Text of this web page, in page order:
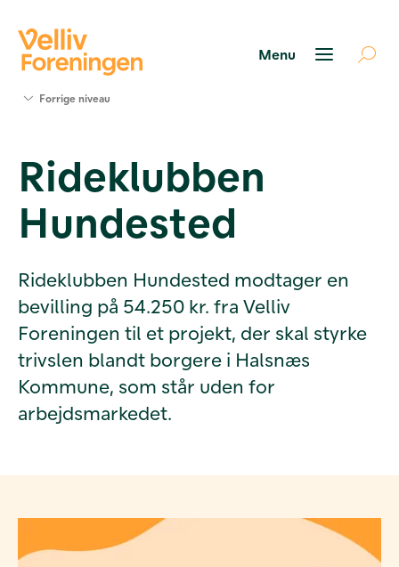
Værktøjer
og viden
Om Velliv
Foreningen
Forrige niveau
Rideklubben
Hundested
Rideklubben Hundested modtager en
bevilling på 54.250 kr. fra Velliv
Foreningen til et projekt, der skal styrke
trivslen blandt borgere i Halsnæs
Kommune, som står uden for
arbejdsmarkedet.